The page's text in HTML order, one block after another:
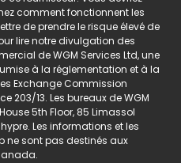
comment fonctionnent les
de prendre le risque élevé de
lire notre divulgation des
de WGM Services Ltd, une
à la réglementation et à la
Exchange Commission
203/13. Les bureaux de WGM
5th Floor, 85 Limassol
Les informations et les
ne sont pas destinés aux